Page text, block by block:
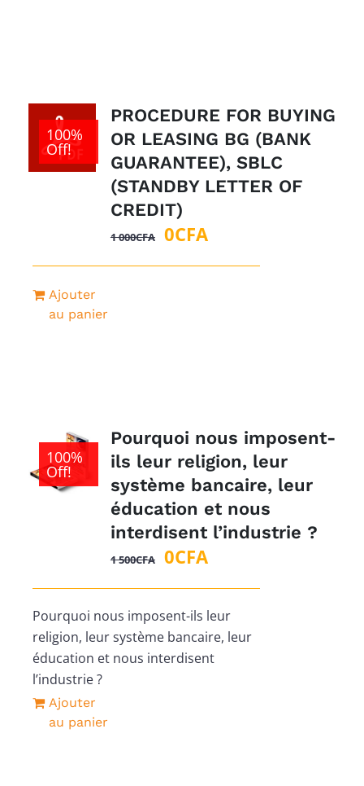
100%
Off!
PROCEDURE FOR BUYING
OR LEASING BG (BANK
GUARANTEE), SBLC
(STANDBY LETTER OF
CREDIT)
1 000CFA
Le
0CFALe
Ajouter
au panier
100%
Off!
Pourquoi nous imposent-
ils leur religion, leur
système bancaire, leur
éducation et nous
interdisent l’industrie ?
1 500CFA
Le
initial
était :
1
0CFALe
actuel
est :
0CFA.
Pourquoi nous imposent-ils leur
religion, leur système bancaire, leur
éducation et nous interdisent
l’industrie ?
Ajouter
au panier